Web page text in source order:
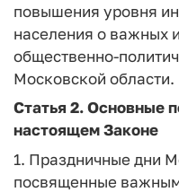
повышения уровня
населения о важных
общественно-
Московской области.
Статья 2.Основные
настоящем Законе
1. Праздничные дни
посвященные